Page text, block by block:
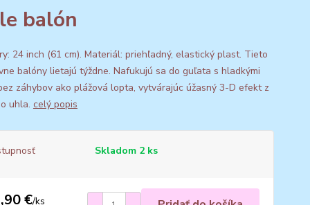
balón
24 inch (61 cm). Materiál: priehľadný, elastický plast. Tieto
balóny lietajú týždne. Nafukujú sa do guľata s hladkými
záhybov ako plážová lopta, vytvárajúc úžasný 3-D efekt z
uhla. celý popis
Skladom 2 ks
€/ks